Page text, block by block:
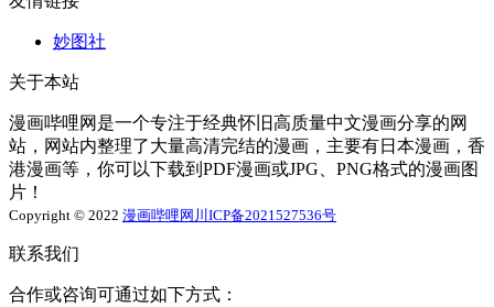
妙图社
关于本站
漫画哔哩网是一个专注于经典怀旧高质量中文漫画分享的网
站，网站内整理了大量高清完结的漫画，主要有日本漫画，香
港漫画等，你可以下载到PDF漫画或JPG、PNG格式的漫画图
片！
Copyright © 2022 漫画哔哩网 川ICP备2021527536号
联系我们
合作或咨询可通过如下方式：